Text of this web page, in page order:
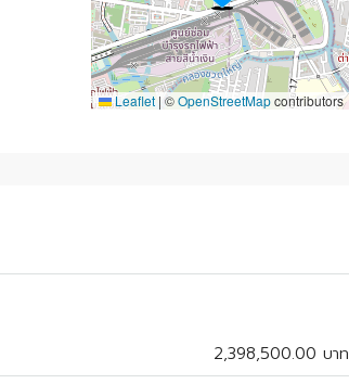
Leaflet | ©OpenStreetMapcontributors
2,398,500.00 บาท